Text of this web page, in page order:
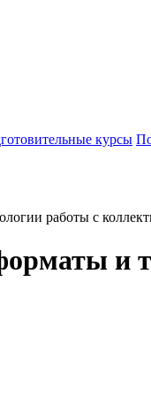
курсы
работы с
и